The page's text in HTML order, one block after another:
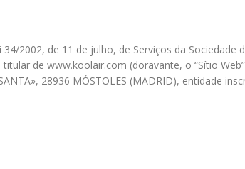
2002, de 11 de julho, de Serviços da Sociedade
de www.koolair.com (doravante, o “Sítio
28936 MÓSTOLES (MADRID), entidade